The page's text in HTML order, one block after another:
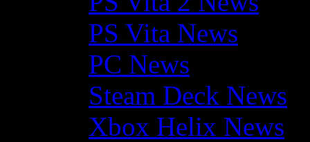
PS Vita News
PC News
Steam Deck News
Xbox Helix News